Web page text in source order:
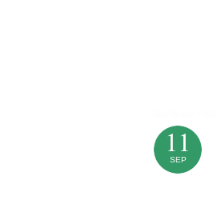
11
SEP